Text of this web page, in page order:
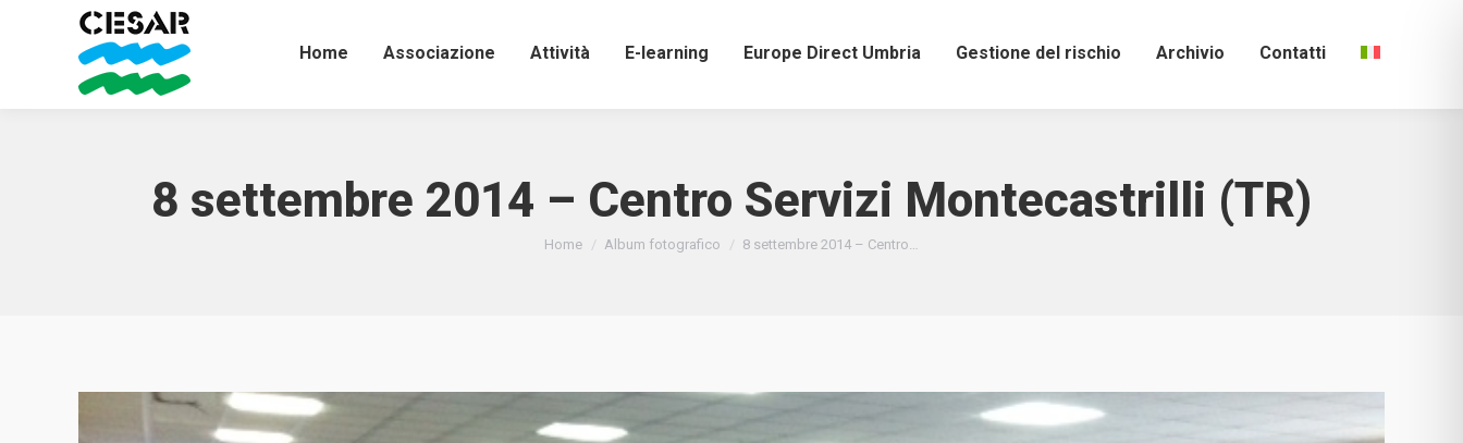
Home Associazione Attività E-learning Europe Direct Umbria Gestione del rischio Archivio Contatti
8 settembre 2014 – Centro Servizi Montecastrilli (TR)
Tu sei qui:
Home Album fotografico 8 settembre 2014 – Centro…